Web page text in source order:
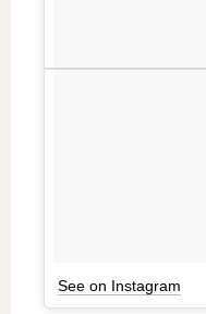
See on Instagram